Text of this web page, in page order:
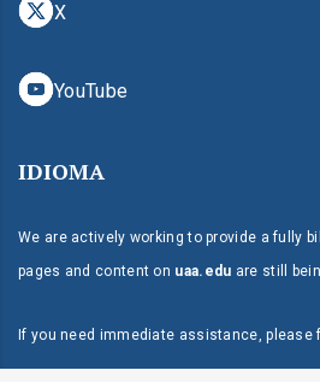
X
YouTube
IDIOMA
We are actively working to provide a fully
pages and content on uaa.edu are still
If you need immediate assistance, please